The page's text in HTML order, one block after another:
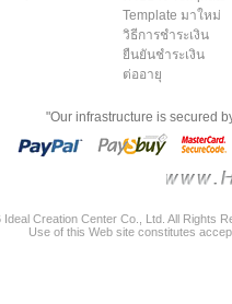
Template มาใหม่
วิธีการชำระเงิน
ยืนยันชำระเงิน
ต่ออายุ
"Our infrastructure is secured
Creation Center Co., Ltd. All Rights
Use of this Web site constitutes